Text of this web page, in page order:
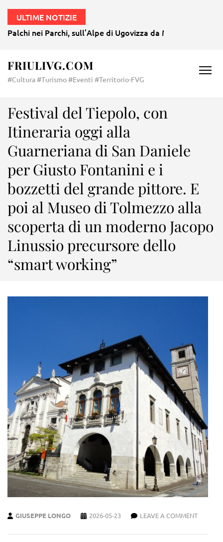
ULTIME NOTIZIE
Palchi nei Parchi, sull’Alpe di Ugovizza da Mozart a
FRIULIVG.COM
#Cultura #Turismo #Eventi #Territorio-FVG
Festival del Tiepolo, con
Itineraria oggi alla
Guarneriana di San Daniele
per Giusto Fontanini e i
bozzetti del grande pittore. E
poi al Museo di Tolmezzo alla
scoperta di un moderno Jacopo
Linussio precursore dello
“smart working”
GIUSEPPE LONGO 2026-05-23 LEAVE A COMMENT